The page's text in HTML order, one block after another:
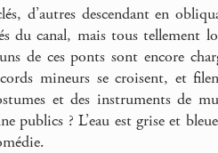
d’autres descendant en
du canal, mais tous tellement
de ces ponts sont encore
mineurs se croisent, et
et des instruments de
publics ? L’eau est grise et